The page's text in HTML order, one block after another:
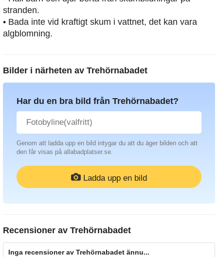
stranden.
• Bada inte vid kraftigt skum i vattnet, det kan vara
algblomning.
Bilder i närheten av Trehörnabadet
Har du en bra bild från Trehörnabadet?
Genom att ladda upp en bild intygar du att du äger bilden och att
den får visas på allabadplatser.se.
Ladda upp en bild
Recensioner av Trehörnabadet
Inga recensioner av Trehörnabadet ännu...